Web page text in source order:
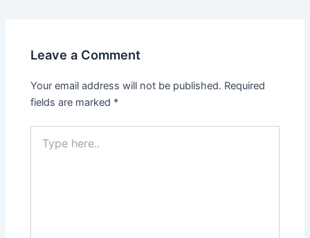
Leave a Comment
Your email address will not be published. Required
fields are marked *
here..